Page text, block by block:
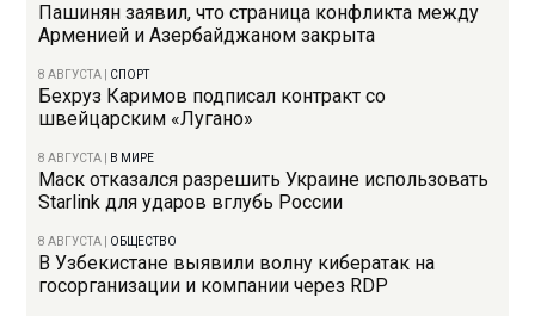
Пашинян заявил, что страница конфликта между
Арменией и Азербайджаном закрыта
8 АВГУСТА СПОРТ
Бехруз Каримов подписал контракт со
швейцарским «Лугано»
8 АВГУСТА В МИРЕ
Маск отказался разрешить Украине использовать
Starlink для ударов вглубь России
8 АВГУСТА ОБЩЕСТВО
В Узбекистане выявили волну кибератак на
госорганизации и компании через RDP